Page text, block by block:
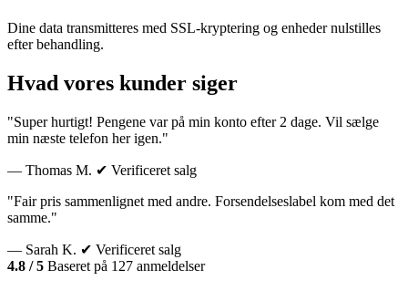
Dine data transmitteres med SSL-kryptering og enheder nulstilles
efter behandling.
Hvad vores kunder siger
"Super hurtigt! Pengene var på min konto efter 2 dage. Vil sælge
min næste telefon her igen."
— Thomas M. ✔ Verificeret salg
"Fair pris sammenlignet med andre. Forsendelseslabel kom med det
samme."
— Sarah K. ✔ Verificeret salg
4.8 / 5 Baseret på 127 anmeldelser